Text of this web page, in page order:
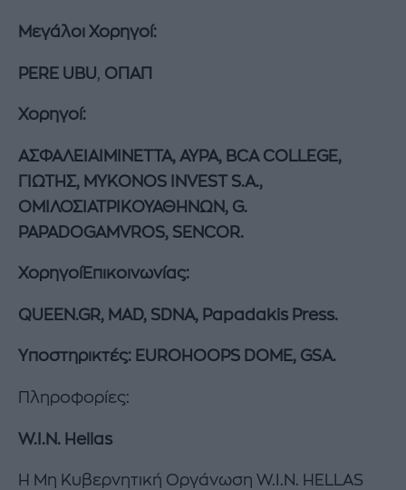
Μεγάλοι Χορηγοί:
PERE UBU ΟΠΑΠ
Χορηγοί:
ΑΣΦΑΛΕΙΑΙ ΜΙΝΕΤΤΑ, ΑΥΡΑ, BCA COLLEGE,
ΓΙΩΤΗΣ, MYKONOS INVEST S.A.,
ΟΜΙΛΟΣ ΙΑΤΡΙΚΟΥΑΘΗΝΩΝ, G.
PAPADOGAMVROS, SENCOR.
ΧορηγοίΕπικοινωνίας:
QUEEN.GR, MAD, SDNA, Papadakis Press.
Υποστηρικτές: EUROHOOPS DOME, GSA.
Πληροφορίες:
W.I.N. Hellas
Η Μη Κυβερνητική Οργάνωση W.I.N. HELLAS